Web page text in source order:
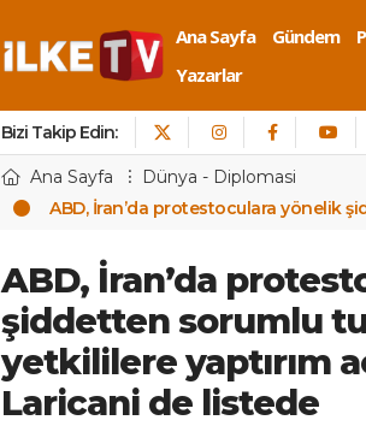
Ana Sayfa Gündem
Yazarlar
Bizi Takip Edin:
Ana Sayfa
Dünya - Diplomasi
ABD, İran’da protestoculara yönelik
ABD, İran’da
şiddetten sorumlu
yetkililere yaptırım
Laricani de listede